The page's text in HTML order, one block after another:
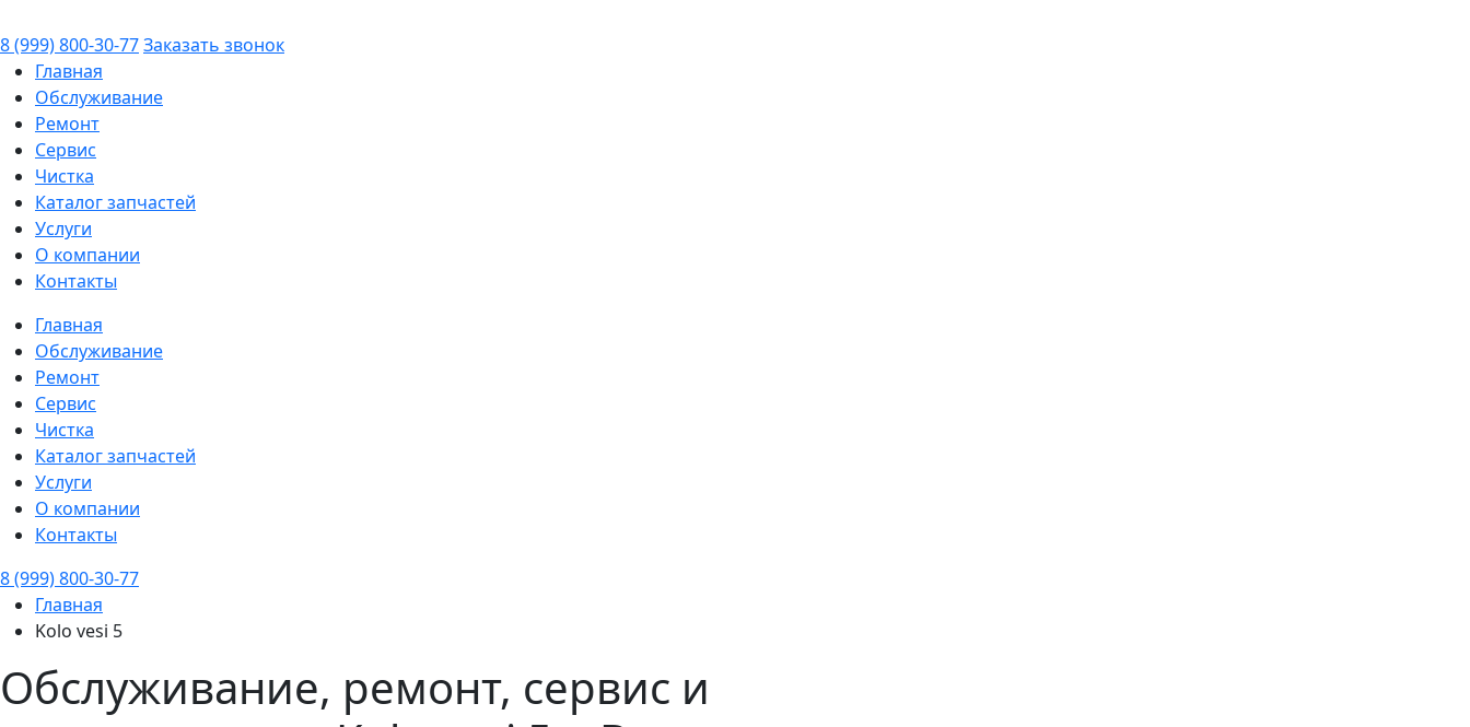
8 (999) 800-30-77Заказать звонок
Главная
Обслуживание
Ремонт
Сервис
Чистка
Каталог запчастей
Услуги
О компании
Контакты
Главная
Обслуживание
Ремонт
Сервис
Чистка
Каталог запчастей
Услуги
О компании
Контакты
8 (999) 800-30-77
Главная
Kolo vesi 5
Обслуживание, ремонт, сервис и